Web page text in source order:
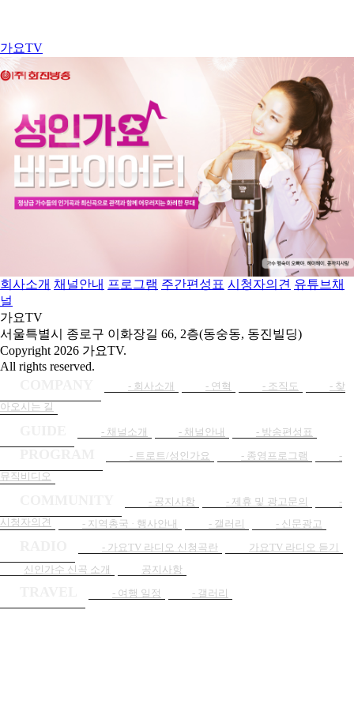
가요TV
회사소개 채널안내 프로그램 주간편성표 시청자의견 유튜브채
널
가요TV
서울특별시 종로구 이화장길 66, 2층(동숭동, 동진빌딩)
Copyright 2026 가요TV.
All rights reserved.
- 회사소개 - 연혁 - 조직도 - 찾
아오시는 길
- 채널소개 - 채널안내 - 방송편성표
- 트로트/성인가요 - 종영프로그램 -
뮤직비디오
- 공지사항 - 제휴 및 광고문의 -
시청자의견 - 지역총국 · 행사안내 - 갤러리 - 신문광고
- 가요TV 라디오 신청곡란
가요TV 라디오 듣기
신인가수 신곡 소개
공지사항
- 여행 일정 - 갤러리